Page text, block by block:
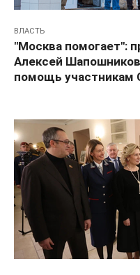
ВЛАСТЬ
"Москва помогает":
Алексей
помощь участникам